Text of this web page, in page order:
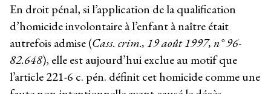
En droit pénal, si l’application de la qualification
d’homicide involontaire à l’enfant à naître était
autrefois admise (Cass. crim., 19 août 1997, n° 96-
82.648), elle est aujourd’hui exclue au motif que
l’article 221-6 c. pén. définit cet homicide comme une